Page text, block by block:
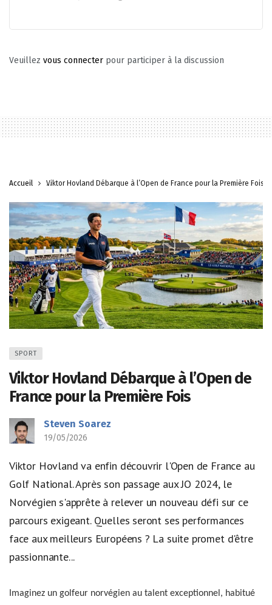
Veuillez vous connecter pour participer à la discussion
Accueil Viktor Hovland Débarque à l’Open de France pour la Première Fois
SPORT
Viktor Hovland Débarque à l’Open de
France pour la Première Fois
Steven Soarez
19/05/2026
Viktor Hovland va enfin découvrir l'Open de France au
Golf National. Après son passage aux JO 2024, le
Norvégien s'apprête à relever un nouveau défi sur ce
parcours exigeant. Quelles seront ses performances
face aux meilleurs Européens ? La suite promet d'être
passionnante...
Imaginez un golfeur norvégien au talent exceptionnel, habitué